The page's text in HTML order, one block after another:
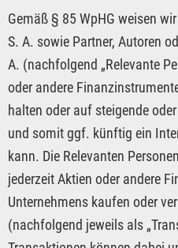
Gemäß § 85 WpHG weisen
S. A. sowie Partner, Autoren
A. (nachfolgend „Relevante
oder andere
halten oder auf steigende
und somit ggf. künftig ein
kann. Die Relevanten
jederzeit Aktien oder andere
Unternehmens kaufen oder
(nachfolgend jeweils als